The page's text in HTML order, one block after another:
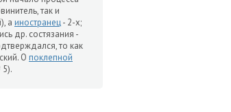
так и
а иностранец- 2-х;
др. состязания -
то как
О поклепной